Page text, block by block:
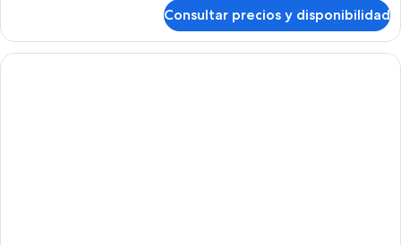
Tower
Grand Superior
Twin
Consultar precios y disponibilidad